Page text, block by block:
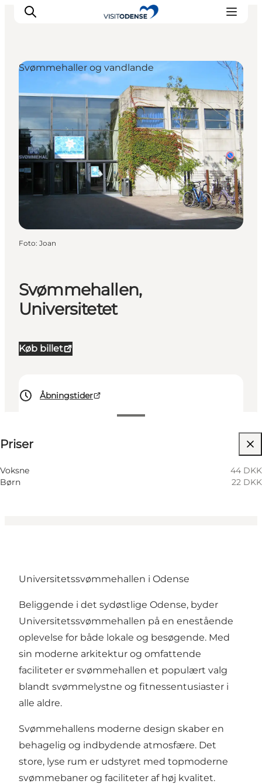
Oplev Odense
Det sker i Odense
Planlæg din tur
Inspiration
Svømmehallen,
Universitetet
Køb billet
Åbningstider
Priser
Voksne
44 DKK
Børn
22 DKK
Svømmehaller og vandlande
Foto: Joan
Universitetssvømmehallen i Odense
Beliggende i det sydøstlige Odense, byder
Universitetssvømmehallen på en enestående
oplevelse for både lokale og besøgende. Med
sin moderne arkitektur og omfattende
faciliteter er svømmehallen et populært valg
blandt svømmelystne og fitnessentusiaster i
alle aldre.
Svømmehallens moderne design skaber en
behagelig og indbydende atmosfære. Det
store, lyse rum er udstyret med topmoderne
svømmebaner og faciliteter af høj kvalitet.